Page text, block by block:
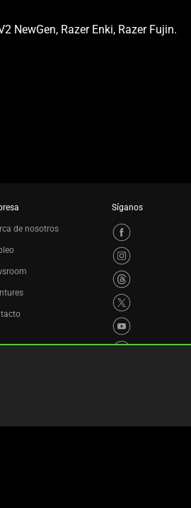
NewGen, Razer Enki, Razer Fujin.
de nosotros
Síganos